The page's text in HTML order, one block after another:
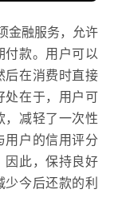
金融服务，允许
款。用户可以
后在消费时直接
处在于，用户可
，减轻了一次性
用户的信用评分
因此，保持良好
少今后还款的利